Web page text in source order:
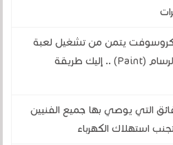
يتمن من تشغيل لعبة
Doom الأصلية داخل برنامج الرسام (Paint) .. إليك طريقة
التي يوصي بها جميع الفنيين
استهلاك الكهرباء